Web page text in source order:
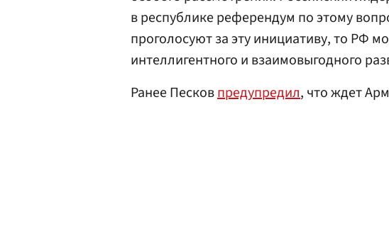
в республике референдум по этому
проголосуют за эту инициативу, то РФ
интеллигентного и взаимовыгодного
Ранее Песковпредупредил, что ждет